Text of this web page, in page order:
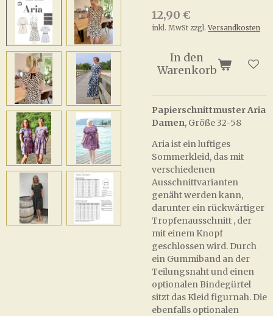
12,90 €
inkl. MwSt zzgl.Versandkosten
In den
Warenkorb
Papierschnittmuster Aria
Damen, Größe 32-58
Aria ist ein luftiges
Sommerkleid, das mit
verschiedenen
Ausschnittvarianten
genäht werden kann,
darunter ein rückwärtiger
Tropfenausschnitt , der
mit einem Knopf
geschlossen wird. Durch
ein Gummiband an der
Teilungsnaht und einen
optionalen Bindegürtel
sitzt das Kleid figurnah. Die
ebenfalls optionalen